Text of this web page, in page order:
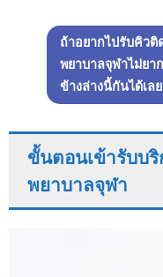
ถ้าอยากไปรับคิว
พยาบาลจุฬาไม่ย
ข้างล่างนี้กันได้เล
ขั้นตอนเข้ารับบริ
พยาบาลจุฬา